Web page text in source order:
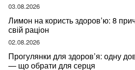
03.08.2026
Лимон на користь здоров’ю: 8
свій раціон
02.08.2026
Прогулянки для здоров’я: одну
— що обрати для серця